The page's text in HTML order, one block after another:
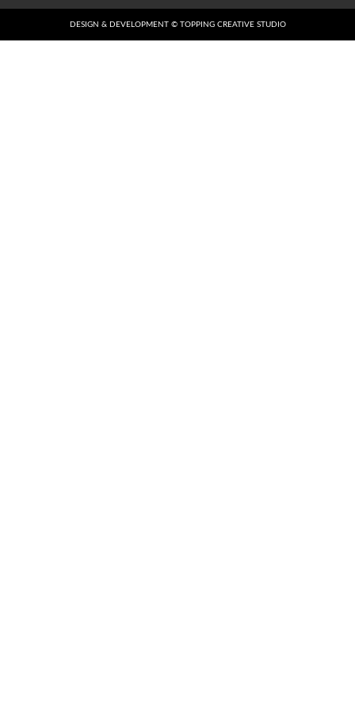
DESIGN & DEVELOPMENT © TOPPING CREATIVE STUDIO